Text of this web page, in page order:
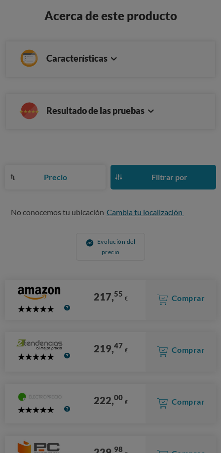
Acerca de este producto
Características
Resultado de las pruebas
Precio Filtrar por
No conocemos tu ubicación Cambia tu localización
Evolución del
precio
5
217,55 € Comprar
5
219,47 € Comprar
5
222,00 € Comprar
98